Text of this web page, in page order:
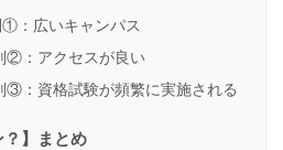
：広いキャンパス
②：アクセスが良い
③：資格試験が頻繁に実施される
？】まとめ